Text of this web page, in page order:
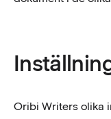
Oribi Writers olika